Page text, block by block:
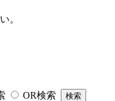
。
OR検索